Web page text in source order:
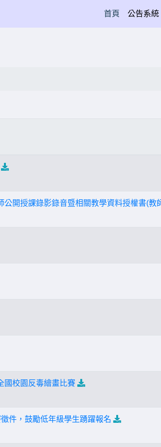
首頁(current)
公告系統
開授課錄影錄音暨相關教學資料授權書(教
國校園反毒繪畫比賽
件，鼓勵低年級學生踴躍報名